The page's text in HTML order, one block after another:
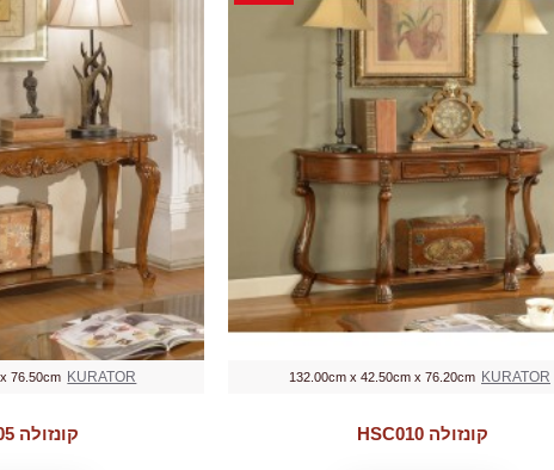
KURATOR
132.00cm x 42.50cm x 76.20cm
קונזולה HSC010
KURATOR
76.50cm
קונזולה HSC1605